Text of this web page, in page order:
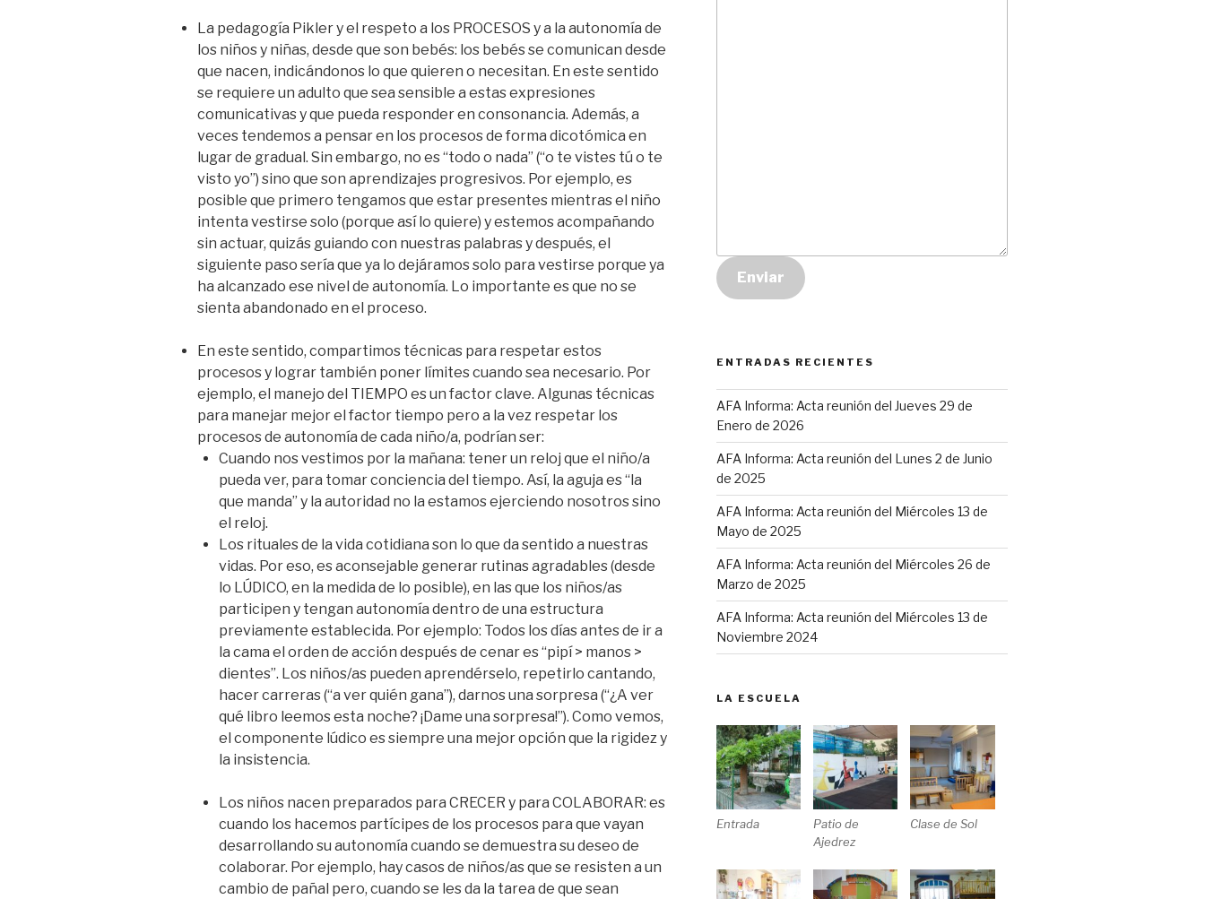
La pedagogía Pikler y el respeto a los PROCESOS y a la autonomía de
los niños y niñas, desde que son bebés: los bebés se comunican desde
que nacen, indicándonos lo que quieren o necesitan. En este sentido
se requiere un adulto que sea sensible a estas expresiones
comunicativas y que pueda responder en consonancia. Además, a
veces tendemos a pensar en los procesos de forma dicotómica en
lugar de gradual. Sin embargo, no es “todo o nada” (“o te vistes tú o te
visto yo”) sino que son aprendizajes progresivos. Por ejemplo, es
posible que primero tengamos que estar presentes mientras el niño
intenta vestirse solo (porque así lo quiere) y estemos acompañando
sin actuar, quizás guiando con nuestras palabras y después, el
siguiente paso sería que ya lo dejáramos solo para vestirse porque ya
ha alcanzado ese nivel de autonomía. Lo importante es que no se
sienta abandonado en el proceso.
En este sentido, compartimos técnicas para respetar estos
procesos y lograr también poner límites cuando sea necesario. Por
ejemplo, el manejo del TIEMPO es un factor clave. Algunas técnicas
para manejar mejor el factor tiempo pero a la vez respetar los
procesos de autonomía de cada niño/a, podrían ser:
Cuando nos vestimos por la mañana: tener un reloj que el niño/a
pueda ver, para tomar conciencia del tiempo. Así, la aguja es “la
que manda” y la autoridad no la estamos ejerciendo nosotros sino
el reloj.
Los rituales de la vida cotidiana son lo que da sentido a nuestras
vidas. Por eso, es aconsejable generar rutinas agradables (desde
lo LÚDICO, en la medida de lo posible), en las que los niños/as
participen y tengan autonomía dentro de una estructura
previamente establecida. Por ejemplo: Todos los días antes de ir a
la cama el orden de acción después de cenar es “pipí > manos >
dientes”. Los niños/as pueden aprendérselo, repetirlo cantando,
hacer carreras (“a ver quién gana”), darnos una sorpresa (“¿A ver
qué libro leemos esta noche? ¡Dame una sorpresa!”). Como vemos,
el componente lúdico es siempre una mejor opción que la rigidez y
la insistencia.
Los niños nacen preparados para CRECER y para COLABORAR: es
cuando los hacemos partícipes de los procesos para que vayan
desarrollando su autonomía cuando se demuestra su deseo de
colaborar. Por ejemplo, hay casos de niños/as que se resisten a un
cambio de pañal pero, cuando se les da la tarea de que sean
Enviar
ENTRADAS RECIENTES
AFA Informa: Acta reunión del Jueves 29 de
Enero de 2026
AFA Informa: Acta reunión del Lunes 2 de Junio
de 2025
AFA Informa: Acta reunión del Miércoles 13 de
Mayo de 2025
AFA Informa: Acta reunión del Miércoles 26 de
Marzo de 2025
AFA Informa: Acta reunión del Miércoles 13 de
Noviembre 2024
LA ESCUELA
Entrada
Patio de
Ajedrez
Clase de Sol